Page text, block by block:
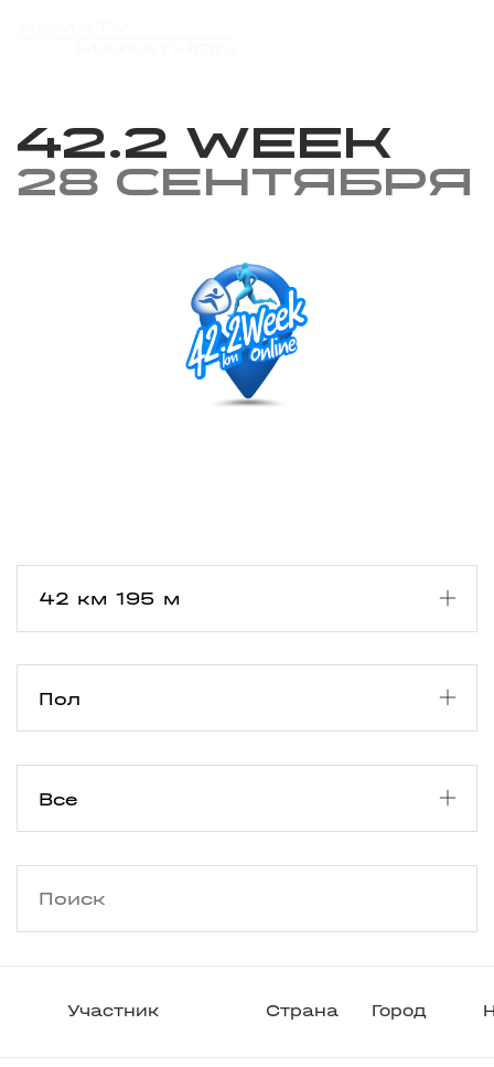
42.2 week
28 сентября
Участник Страна Город